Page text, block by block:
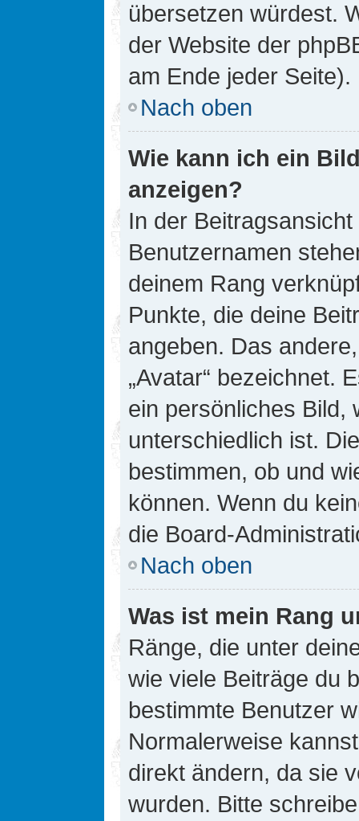
übersetzen würdest.
der Website der
am Ende jeder Seite).
Nach oben
Wie kann ich ein
anzeigen?
In der
Benutzernamen
deinem Rang
Punkte, die deine
angeben. Das
„Avatar“ bezeichnet.
ein persönliches Bild,
unterschiedlich ist.
bestimmen, ob und
können. Wenn du
die Board-
Nach oben
Was ist mein Rang
Ränge, die unter
wie viele Beiträge du
bestimmte Benutzer
Normalerweise
direkt ändern, da sie
wurden. Bitte